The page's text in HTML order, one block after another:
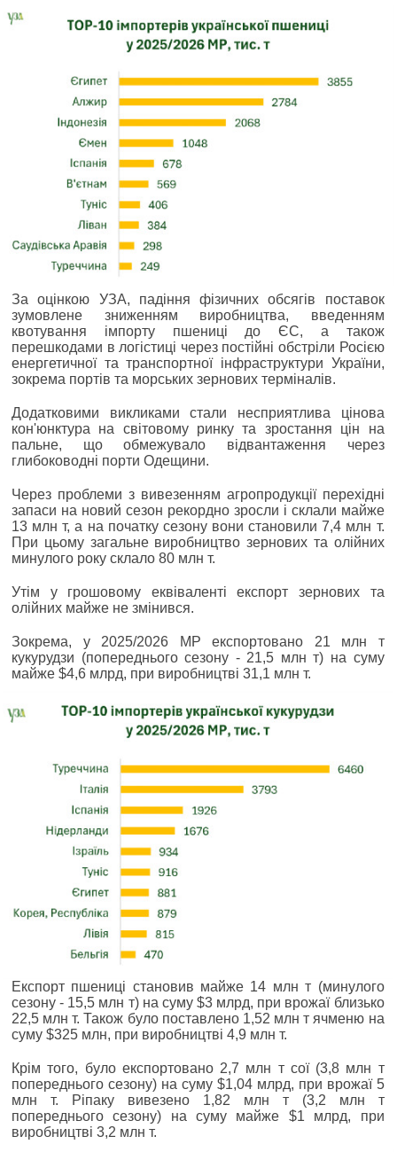
За оцінкою УЗА, падіння фізичних обсягів поставок
зумовлене зниженням виробництва, введенням
квотування імпорту пшениці до ЄС, а також
перешкодами в логістиці через постійні обстріли Росією
енергетичної та транспортної інфраструктури України,
зокрема портів та морських зернових терміналів.
Додатковими викликами стали несприятлива цінова
кон'юнктура на світовому ринку та зростання цін на
пальне, що обмежувало відвантаження через
глибоководні порти Одещини.
Через проблеми з вивезенням агропродукції перехідні
запаси на новий сезон рекордно зросли і склали майже
13 млн т, а на початку сезону вони становили 7,4 млн т.
При цьому загальне виробництво зернових та олійних
минулого року склало 80 млн т.
Утім у грошовому еквіваленті експорт зернових та
олійних майже не змінився.
Зокрема, у 2025/2026 МР експортовано 21 млн т
кукурудзи (попереднього сезону - 21,5 млн т) на суму
майже $4,6 млрд, при виробництві 31,1 млн т.
Експорт пшениці становив майже 14 млн т (минулого
сезону - 15,5 млн т) на суму $3 млрд, при врожаї близько
22,5 млн т. Також було поставлено 1,52 млн т ячменю на
суму $325 млн, при виробництві 4,9 млн т.
Крім того, було експортовано 2,7 млн т сої (3,8 млн т
попереднього сезону) на суму $1,04 млрд, при врожаї 5
млн т. Ріпаку вивезено 1,82 млн т (3,2 млн т
попереднього сезону) на суму майже $1 млрд, при
виробництві 3,2 млн т.